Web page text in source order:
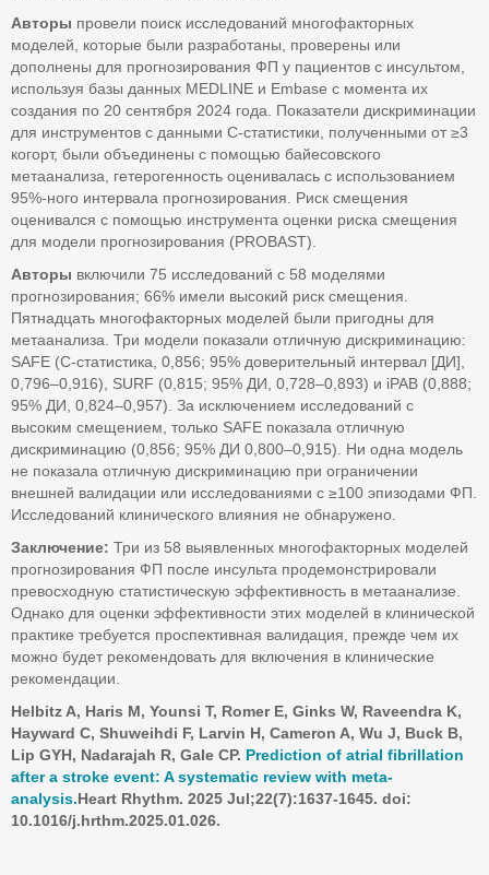
Авторы провели поиск исследований многофакторных
моделей, которые были разработаны, проверены или
дополнены для прогнозирования ФП у пациентов с инсультом,
используя базы данных MEDLINE и Embase с момента их
создания по 20 сентября 2024 года. Показатели дискриминации
для инструментов с данными C-статистики, полученными от ≥3
когорт, были объединены с помощью байесовского
метаанализа, гетерогенность оценивалась с использованием
95%-ного интервала прогнозирования. Риск смещения
оценивался с помощью инструмента оценки риска смещения
для модели прогнозирования (PROBAST).
Авторы включили 75 исследований с 58 моделями
прогнозирования; 66% имели высокий риск смещения.
Пятнадцать многофакторных моделей были пригодны для
метаанализа. Три модели показали отличную дискриминацию:
SAFE (C-статистика, 0,856; 95% доверительный интервал [ДИ],
0,796–0,916), SURF (0,815; 95% ДИ, 0,728–0,893) и iPAB (0,888;
95% ДИ, 0,824–0,957). За исключением исследований с
высоким смещением, только SAFE показала отличную
дискриминацию (0,856; 95% ДИ 0,800–0,915). Ни одна модель
не показала отличную дискриминацию при ограничении
внешней валидации или исследованиями с ≥100 эпизодами ФП.
Исследований клинического влияния не обнаружено.
Заключение: Три из 58 выявленных многофакторных моделей
прогнозирования ФП после инсульта продемонстрировали
превосходную статистическую эффективность в метаанализе.
Однако для оценки эффективности этих моделей в клинической
практике требуется проспективная валидация, прежде чем их
можно будет рекомендовать для включения в клинические
рекомендации.
Helbitz A, Haris M, Younsi T, Romer E, Ginks W, Raveendra K,
Hayward C, Shuweihdi F, Larvin H, Cameron A, Wu J, Buck B,
Lip GYH, Nadarajah R, Gale CP. Prediction of atrial fibrillation
after a stroke event: A systematic review with meta-
analysis.Heart Rhythm. 2025 Jul;22(7):1637-1645. doi:
10.1016/j.hrthm.2025.01.026.